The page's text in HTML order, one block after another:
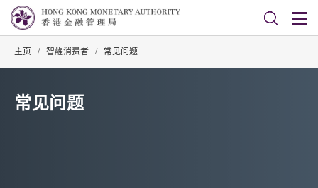
主页 / 智醒消费者 / 常见问题
常见问题